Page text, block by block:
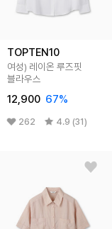
TOPTEN10
여성) 레이온 루즈핏
블라우스
12,900 67%
262 4.9 (31)